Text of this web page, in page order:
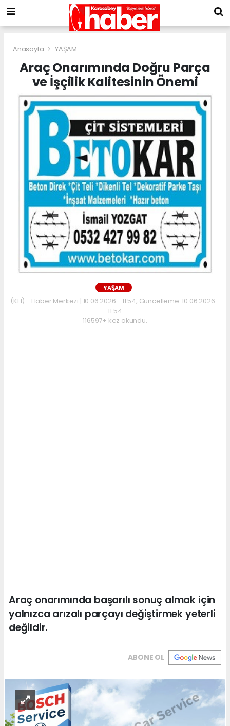
Anasayfa YAŞAM
Araç Onarımında Doğru Parça
ve İşçilik Kalitesinin Önemi
YAŞAM
(KH) - Haber Merkezi | 10.06.2026 - 11:54, Güncelleme: 10.06.2026 -
11:54
116597+ kez okundu.
Araç onarımında başarılı sonuç almak için
yalnızca arızalı parçayı değiştirmek yeterli
değildir.
ABONE OL